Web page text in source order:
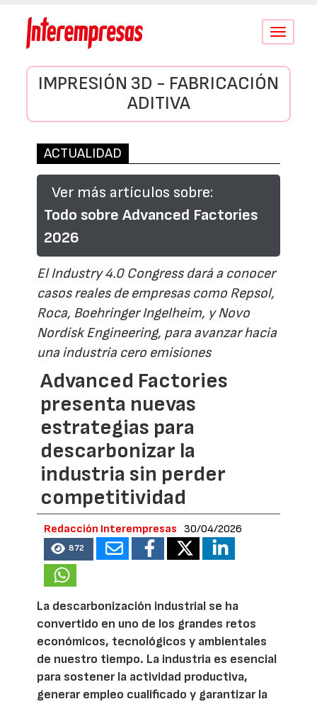
Conmutar
IMPRESIÓN 3D - FABRICACIÓN
ADITIVA
ACTUALIDAD
Ver más artículos sobre:
Todo sobre Advanced Factories
2026
El Industry 4.0 Congress dará a conocer
casos reales de empresas como Repsol,
Roca, Boehringer Ingelheim, y Novo
Nordisk Engineering, para avanzar hacia
una industria cero emisiones
Advanced Factories
presenta nuevas
estrategias para
descarbonizar la
industria sin perder
competitividad
Redacción Interempresas 30/04/2026
872
La descarbonización industrial se ha
convertido en uno de los grandes retos
económicos, tecnológicos y ambientales
de nuestro tiempo. La industria es esencial
para sostener la actividad productiva,
generar empleo cualificado y garantizar la